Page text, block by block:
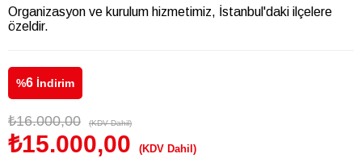
Organizasyon ve kurulum hizmetimiz, İstanbul'daki ilçelere
özeldir.
%6 İndirim
₺16.000,00 (KDV Dahil)
₺15.000,00 (KDV Dahil)